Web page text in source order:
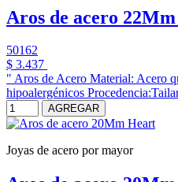
Aros de acero
50162
$ 3.437
" Aros de Acero Material: Acero
hipoalergénicos
AGREGAR
Joyas de acero por mayor